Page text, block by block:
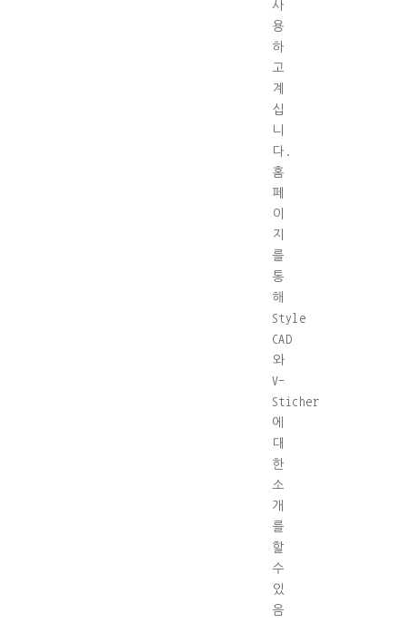
사
용
하
고
계
십
니
다.
홈
페
이
지
를
통
해
Style
CAD
와
V-
Sticher
에
대
한
소
개
를
할
수
있
음